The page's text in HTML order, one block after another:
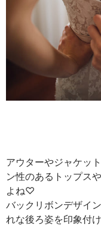
アウターやジャケッ
ン性のあるトップス
よね♡
バックリボンデザイ
れな後ろ姿を印象付